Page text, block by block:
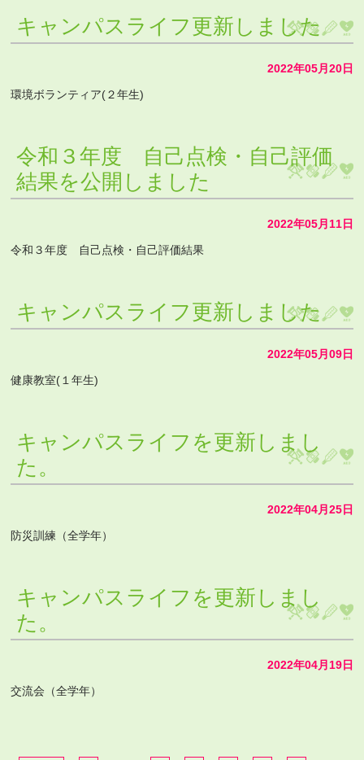
キャンパスライフ更新しました
2022年05月20日
環境ボランティア(２年生)
令和３年度 自己点検・自己評価
結果を公開しました
2022年05月11日
令和３年度 自己点検・自己評価結果
キャンパスライフ更新しました
2022年05月09日
健康教室(１年生)
キャンパスライフを更新しまし
た。
2022年04月25日
防災訓練（全学年）
キャンパスライフを更新しまし
た。
2022年04月19日
交流会（全学年）